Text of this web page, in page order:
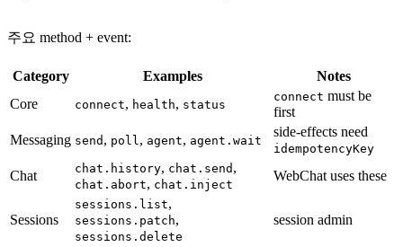
주요 method + event:
Category Examples
Notes
Core
connect, health, status
connect must be
first
Messaging send , poll, agent, agent.wait
side-effects need
idempotencyKey
Chat chat.history, chat.send ,
chat.abort, chat.inject
WebChat uses these
Sessions
sessions.list,
sessions.patch,
sessions.delete
session admin